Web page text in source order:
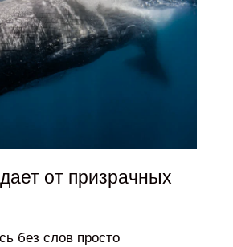
от призрачных
без слов просто